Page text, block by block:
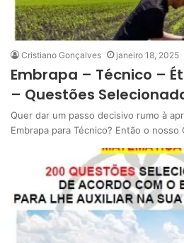
Cristiano Gonçalves janeiro 18, 2025
Embrapa – Técnico –
– Questões
Quer dar um passo decisivo rumo à
Embrapa para Técnico? Então o